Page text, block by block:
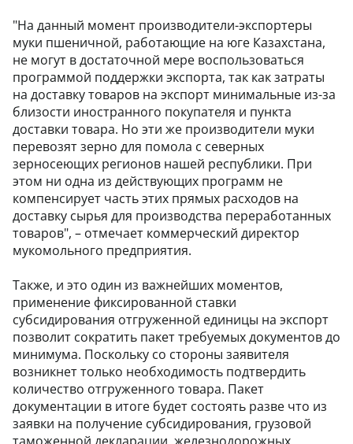
"На данный момент производители-экспортеры
муки пшеничной, работающие на юге Казахстана,
не могут в достаточной мере воспользоваться
программой поддержки экспорта, так как затраты
на доставку товаров на экспорт минимальные из-за
близости иностранного покупателя и пункта
доставки товара. Но эти же производители муки
перевозят зерно для помола с северных
зерносеющих регионов нашей республики. При
этом ни одна из действующих программ не
компенсирует часть этих прямых расходов на
доставку сырья для производства переработанных
товаров", – отмечает коммерческий директор
мукомольного предприятия.
Также, и это один из важнейших моментов,
применение фиксированной ставки
субсидирования отгруженной единицы на экспорт
позволит сократить пакет требуемых документов до
минимума. Поскольку со стороны заявителя
возникнет только необходимость подтвердить
количество отгруженного товара. Пакет
документации в итоге будет состоять разве что из
заявки на получение субсидирования, грузовой